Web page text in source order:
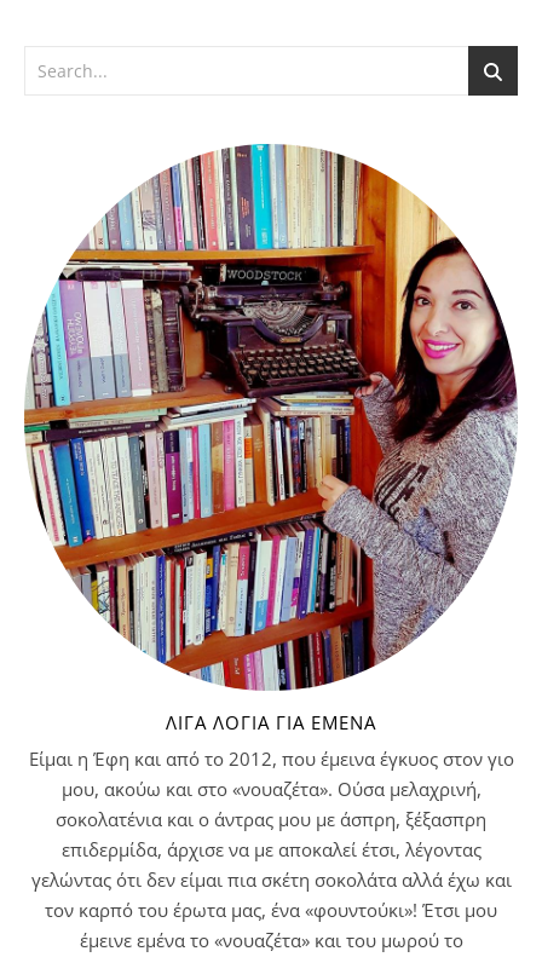
ΛΊΓΑ ΛΌΓΙΑ ΓΙΑ ΕΜΈΝΑ
Είμαι η Έφη και από το 2012, που έμεινα έγκυος στον γιο
μου, ακούω και στο «νουαζέτα». Ούσα μελαχρινή,
σοκολατένια και ο άντρας μου με άσπρη, ξέξασπρη
επιδερμίδα, άρχισε να με αποκαλεί έτσι, λέγοντας
γελώντας ότι δεν είμαι πια σκέτη σοκολάτα αλλά έχω και
τον καρπό του έρωτα μας, ένα «φουντούκι»! Έτσι μου
έμεινε εμένα το «νουαζέτα» και του μωρού το